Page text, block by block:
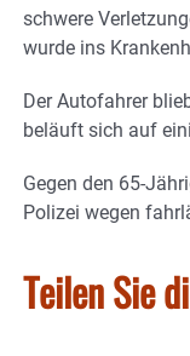
schwere
wurde ins
Der Autofahrer
beläuft sich auf
Gegen den 65-
Polizei wegen
Teilen Sie